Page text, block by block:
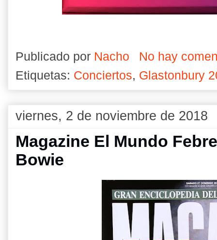
Publicado por Nacho
No hay
Etiquetas: Conciertos, Glastonbury
viernes, 2 de noviembre de 2018
Magazine El Mundo
Bowie